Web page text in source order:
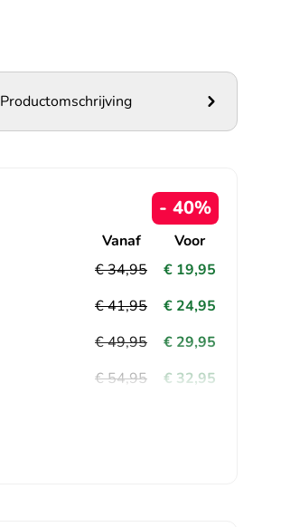
Productomschrijving
- 40%
Vanaf
€ 34,95
€ 41,95
€ 49,95
€ 54,95
Voor
€ 19,95
€ 24,95
€ 29,95
€ 32,95